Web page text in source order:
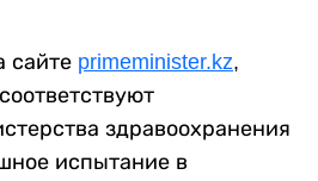
сайте primeminister.kz,
здравоохранения
испытание в